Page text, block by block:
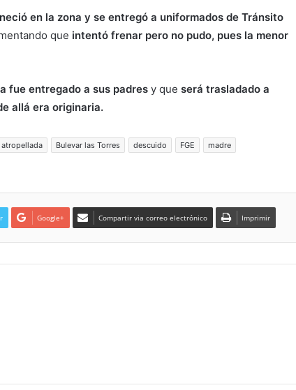
en la zona y se entregó a uniformados de Tránsito
que intentó frenar pero no pudo, pues la menor
fue entregado a sus padres y que será trasladado a
allá era originaria.
atropellada Bulevar las Torres descuido FGE
madre
Google+ Compartir via correo electrónico Imprimir